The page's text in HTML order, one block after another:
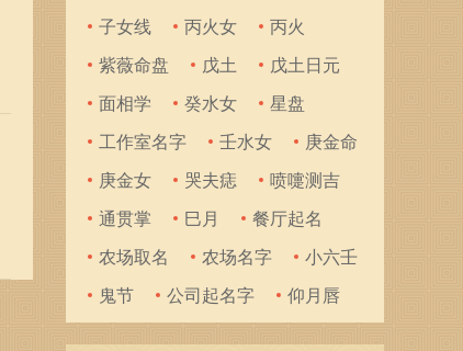
子女线 丙火女
丙火
紫薇命盘
戊土
戊土日元
面相学
癸水女
星盘
工作室名字
壬水女
庚金命
庚金女
哭夫痣
喷嚏测吉
通贯掌
巳月
餐厅起名
农场取名
农场名字
小六壬
鬼节
公司起名字 仰月唇